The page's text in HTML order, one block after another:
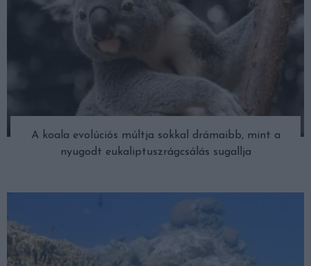
A koala evolúciós múltja sokkal drámaibb, mint a
nyugodt eukaliptuszrágcsálás sugallja